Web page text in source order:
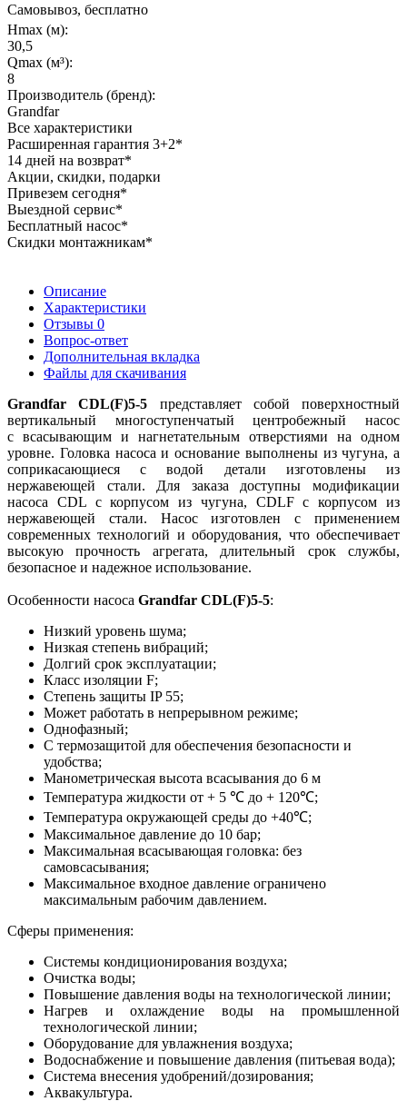
Самовывоз, бесплатно
Hmax (м):
30,5
Qmax (м³):
8
Производитель (бренд):
Grandfar
Все характеристики
Расширенная гарантия 3+2*
14 дней на возврат*
Акции, скидки, подарки
Привезем сегодня*
Выездной сервис*
Бесплатный насос*
Скидки монтажникам*
Описание
Характеристики
Отзывы 0
Вопрос-ответ
Дополнительная вкладка
Файлы для скачивания
Grandfar CDL(F)5-5 представляет собой поверхностный
вертикальный многоступенчатый центробежный насос
с всасывающим и нагнетательным отверстиями на одном
уровне. Головка насоса и основание выполнены из чугуна, а
соприкасающиеся с водой детали изготовлены из
нержавеющей стали. Для заказа доступны модификации
насоса CDL с корпусом из чугуна, CDLF с корпусом из
нержавеющей стали. Насос изготовлен с применением
современных технологий и оборудования, что обеспечивает
высокую прочность агрегата, длительный срок службы,
безопасное и надежное использование.
Особенности насоса Grandfar CDL(F)5-5:
Низкий уровень шума;
Низкая степень вибраций;
Долгий срок эксплуатации;
Класс изоляции F;
Степень защиты IP 55;
Может работать в непрерывном режиме;
Однофазный;
С термозащитой для обеспечения безопасности и
удобства;
Манометрическая высота всасывания до 6 м
Температура жидкости от + 5 ℃ до + 120℃;
Температура окружающей среды до +40℃;
Максимальное давление до 10 бар;
Максимальная всасывающая головка: без
самовсасывания;
Максимальное входное давление ограничено
максимальным рабочим давлением.
Сферы применения:
Системы кондиционирования воздуха;
Очистка воды;
Повышение давления воды на технологической линии;
Нагрев и охлаждение воды на промышленной
технологической линии;
Оборудование для увлажнения воздуха;
Водоснабжение и повышение давления (питьевая вода);
Система внесения удобрений/дозирования;
Аквакультура.